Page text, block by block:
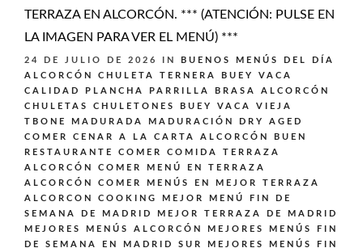
TERRAZA EN ALCORCÓN. *** (ATENCIÓN: PULSE EN
LA IMAGEN PARA VER EL MENÚ) ***
24 DE JULIO DE 2026 IN
BUENOS MENÚS DEL DÍA
ALCORCÓN
CHULETA TERNERA BUEY VACA
CALIDAD PLANCHA PARRILLA BRASA ALCORCÓN
CHULETAS CHULETONES BUEY VACA VIEJA
TBONE MADURADA MADURACIÓN DRY AGED
COMER CENAR A LA CARTA ALCORCÓN BUEN
RESTAURANTE
COMER COMIDA TERRAZA
ALCORCÓN
COMER MENÚ EN TERRAZA
ALCORCÓN
COMER MENÚS EN MEJOR TERRAZA
ALCORCON
COOKING
MEJOR MENÚ FIN DE
SEMANA DE MADRID
MEJOR TERRAZA DE MADRID
MEJORES MENÚS ALCORCÓN
MEJORES MENÚS FIN
DE SEMANA EN MADRID SUR
MEJORES MENÚS FIN